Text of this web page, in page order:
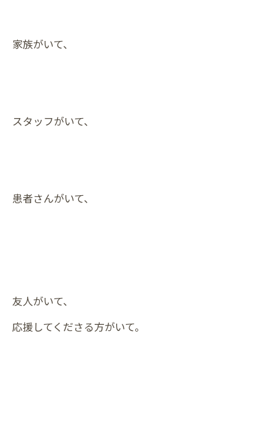
家族がいて、
スタッフがいて、
患者さんがいて、
友人がいて、
応援してくださる方がいて。